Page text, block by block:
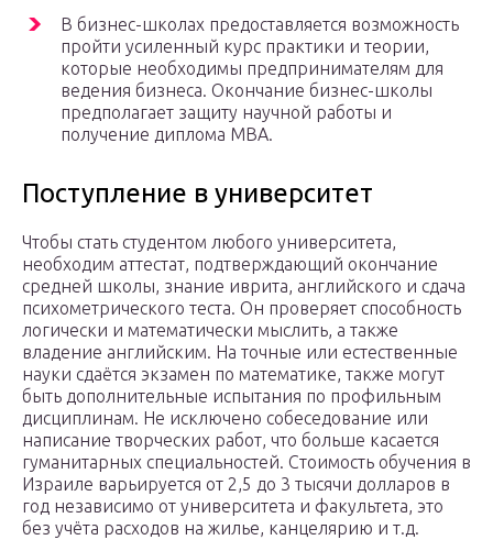
В бизнес-школах предоставляется возможность
пройти усиленный курс практики и теории,
которые необходимы предпринимателям для
ведения бизнеса. Окончание бизнес-школы
предполагает защиту научной работы и
получение диплома МВА.
Поступление в университет
Чтобы стать студентом любого университета,
необходим аттестат, подтверждающий окончание
средней школы, знание иврита, английского и сдача
психометрического теста. Он проверяет способность
логически и математически мыслить, а также
владение английским. На точные или естественные
науки сдаётся экзамен по математике, также могут
быть дополнительные испытания по профильным
дисциплинам. Не исключено собеседование или
написание творческих работ, что больше касается
гуманитарных специальностей. Стоимость обучения в
Израиле варьируется от 2,5 до 3 тысячи долларов в
год независимо от университета и факультета, это
без учёта расходов на жилье, канцелярию и т.д.